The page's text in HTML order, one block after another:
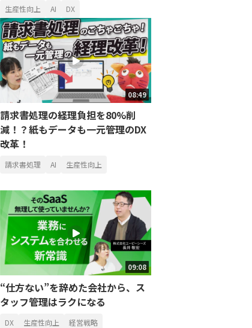
生産性向上 AI DX
08:49
請求書処理の経理負担を80%削
減！？紙もデータも一元管理のDX
改革！
請求書処理 AI 生産性向上
09:08
“仕方ない”を辞めた会社から、ス
タッフ管理はラクになる
DX 生産性向上 経営戦略